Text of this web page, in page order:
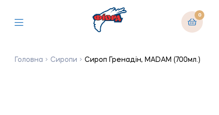
0
Головна Сиропи Сироп Гренадін, MADAM (700мл.)